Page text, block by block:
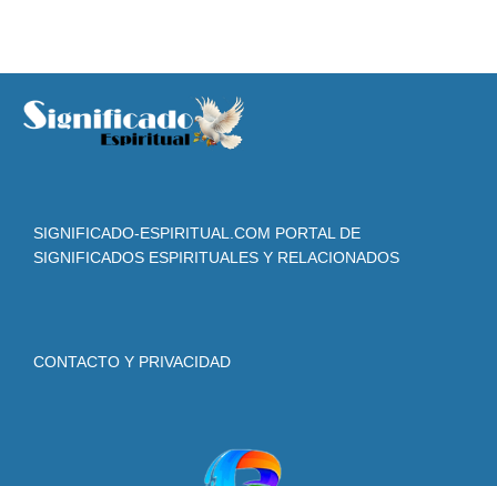
SIGNIFICADO-ESPIRITUAL.COM PORTAL DE
SIGNIFICADOS ESPIRITUALES Y RELACIONADOS
CONTACTO Y PRIVACIDAD